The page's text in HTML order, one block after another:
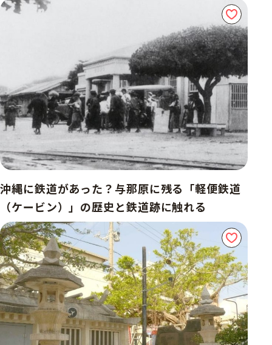
沖縄に鉄道があった？与那原に残る「軽便鉄道
（ケービン）」の歴史と鉄道跡に触れる